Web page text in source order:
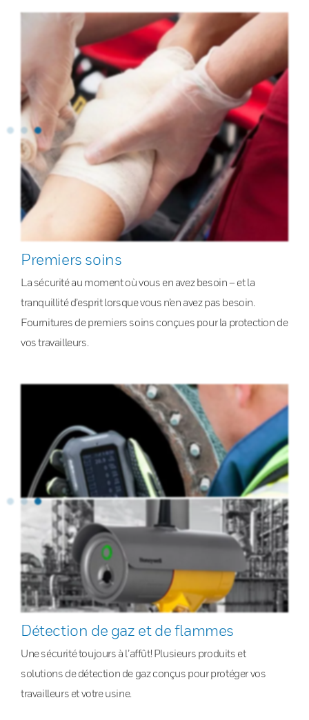
Premiers soins
La sécurité au moment où vous en avez besoin – et la
tranquillité d’esprit lorsque vous n’en avez pas besoin.
Fournitures de premiers soins conçues pour la protection de
vos travailleurs.
Détection de gaz et de flammes
Une sécurité toujours à l’affût! Plusieurs produits et
solutions de détection de gaz conçus pour protéger vos
travailleurs et votre usine.